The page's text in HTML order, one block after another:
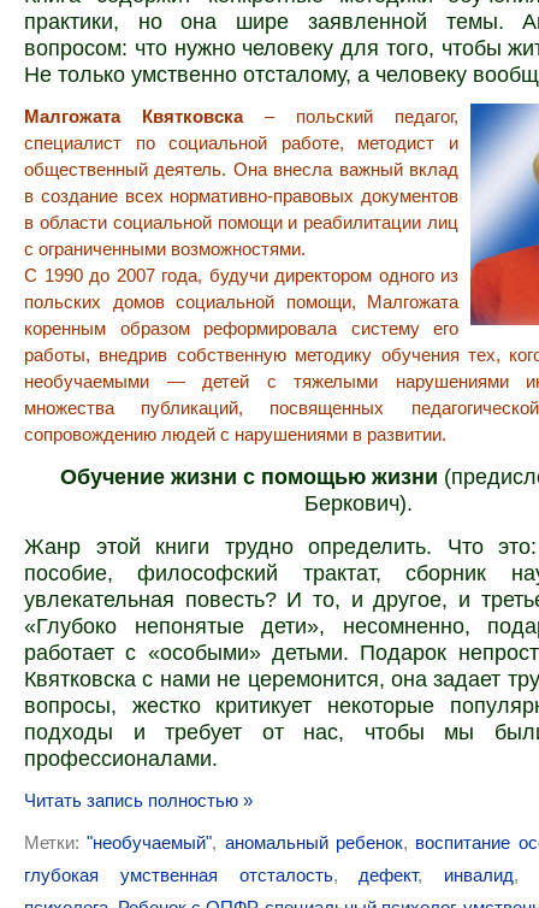
практики, но она шире заявленной темы.
вопросом: что нужно человеку для того, чтобы
Не только умственно отсталому, а человеку
Малгожата Квятковска– польский педагог,
специалист по социальной работе, методист и
общественный деятель. Она внесла важный вклад
в создание всех нормативно-правовых документов
в области социальной помощи и реабилитации лиц
с ограниченными возможностями.
С 1990 до 2007 года, будучи директором одного из
польских домов социальной помощи, Малгожата
коренным образом реформировала систему его
работы, внедрив собственную методику обучения тех,
необучаемыми — детей с тяжелыми нарушениями
множества публикаций, посвященных
сопровождению людей с нарушениями в развитии.
Обучение жизни с помощью жизни
Беркович).
Жанр этой книги трудно определить. Что это:
пособие, философский трактат, сборник
увлекательная повесть? И то, и другое, и
«Глубоко непонятые дети», несомненно,
работает с «особыми» детьми. Подарок
Квятковска с нами не церемонится, она задает
вопросы, жестко критикует некоторые
подходы и требует от нас, чтобы мы
профессионалами.
Читать запись полностью »
Метки:"необучаемый", аномальный ребенок, воспитание
глубокая умственная отсталость, дефект, инвалид